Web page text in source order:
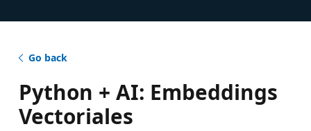
Go back
Python + AI: Embeddings
Vectoriales